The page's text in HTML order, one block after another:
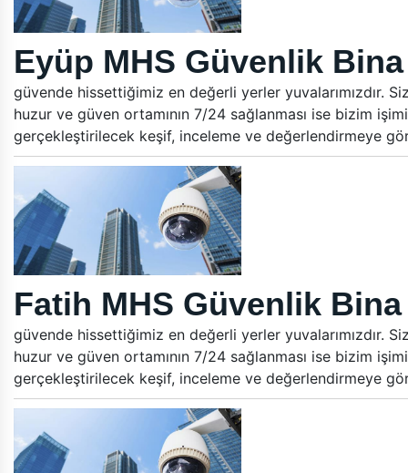
Eyüp MHS Güvenlik
güvende hissettiğimiz en değerli yerler yuvalarımızdır.
huzur ve güven ortamının 7/24 sağlanması ise bizim
gerçekleştirilecek keşif, inceleme ve değerlendirmeye
Fatih MHS Güvenlik
güvende hissettiğimiz en değerli yerler yuvalarımızdır.
huzur ve güven ortamının 7/24 sağlanması ise bizim
gerçekleştirilecek keşif, inceleme ve değerlendirmeye